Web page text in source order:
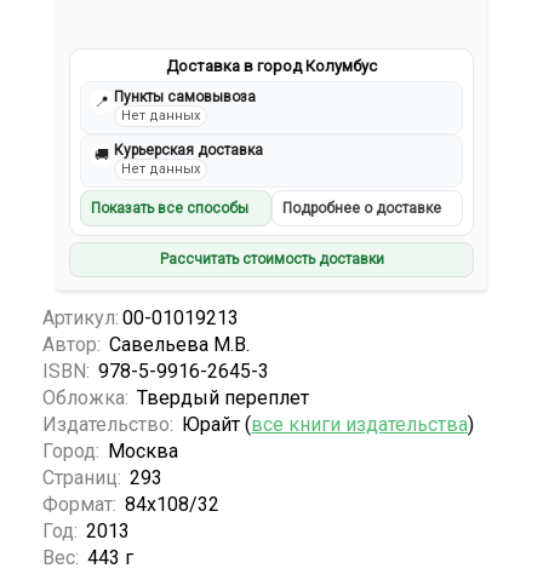
Доставка в город Колумбус
📍 Пункты самовывоза
Нет данных
🚚 Курьерская доставка
Нет данных
Показать все способы Подробнее о доставке
Рассчитать стоимость доставки
Артикул: 00-01019213
Автор: Савельева М.В.
ISBN: 978-5-9916-2645-3
Обложка: Твердый переплет
Издательство: Юрайт (все книги издательства)
Город: Москва
Страниц: 293
Формат: 84х108/32
Год: 2013
Вес: 443 г